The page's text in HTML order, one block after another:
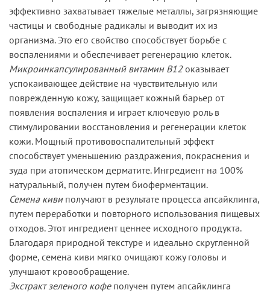
эффективно захватывает тяжелые металлы, загрязняющие
частицы и свободные радикалы и выводит их из
организма. Это его свойство способствует борьбе с
воспалениями и обеспечивает регенерацию клеток.
Микроинкапсулированный витамин B12оказывает
успокаивающее действие на чувствительную или
поврежденную кожу, защищает кожный барьер от
появления воспаления и играет ключевую роль в
стимулировании восстановления и регенерации клеток
кожи. Мощный противовоспалительный эффект
способствует уменьшению раздражения, покраснения и
зуда при атопическом дерматите. Ингредиент на 100%
натуральный, получен путем биоферментации.
Семена киви получают в результате процесса апсайклинга,
путем переработки и повторного использования пищевых
отходов. Этот ингредиент ценнее исходного продукта.
Благодаря природной текстуре и идеально скругленной
форме, семена киви мягко очищают кожу головы и
улучшают кровообращение.
Экстракт зеленого кофеполучен путем апсайклинга